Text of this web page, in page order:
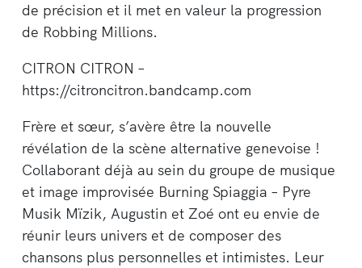
de précision et il met en valeur la progression
de Robbing Millions.
CITRON CITRON –
https://citroncitron.bandcamp.com
Frère et sœur, s’avère être la nouvelle
révélation de la scène alternative genevoise !
Collaborant déjà au sein du groupe de musique
et image improvisée Burning Spiaggia – Pyre
Musik Mïzik, Augustin et Zoé ont eu envie de
réunir leurs univers et de composer des
chansons plus personnelles et intimistes. Leur